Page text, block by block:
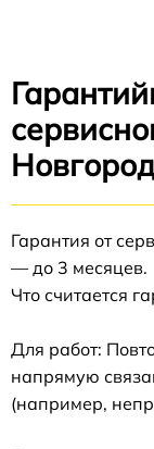
Гарантия от
— до 3 месяцев.
Что считается
Для работ:
напрямую
(например,